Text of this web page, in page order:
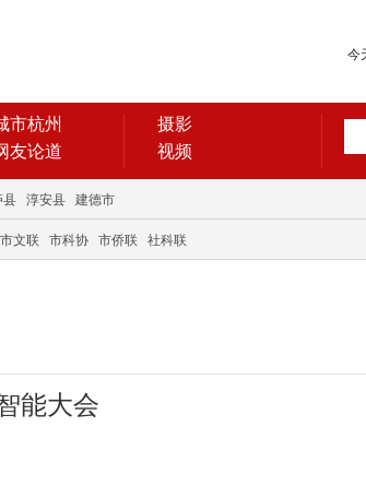
今
市杭州
友论道
摄影
视频
县 淳安县 建德市
市文联 市科协 市侨联 社科联
能大会